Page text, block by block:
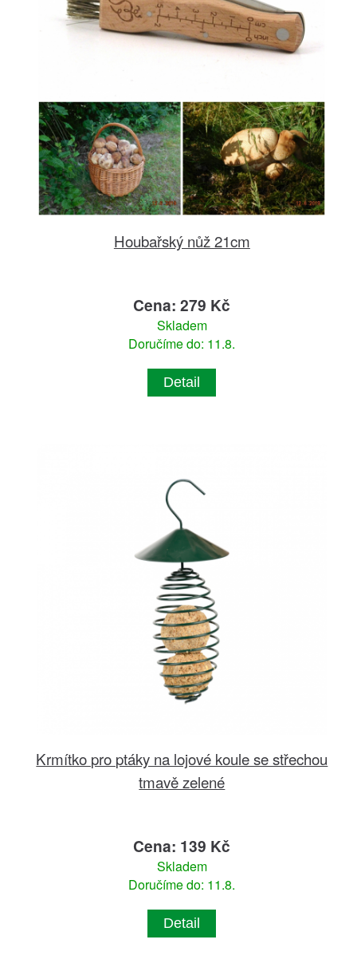
Houbařský nůž 21cm
Cena: 279 Kč
Skladem
Doručíme do: 11.8.
Detail
Krmítko pro ptáky na lojové koule se střechou
tmavě zelené
Cena: 139 Kč
Skladem
Doručíme do: 11.8.
Detail